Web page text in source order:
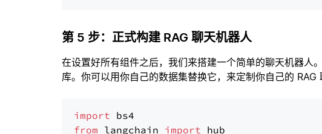
第 5 步：正式构建 RAG 聊天机器人
在设置好所有组件之后，我们来搭建一个简单的聊天机器人
库。你可以用你自己的数据集替换它，来定制你自己的 RAG
import
from langchain import